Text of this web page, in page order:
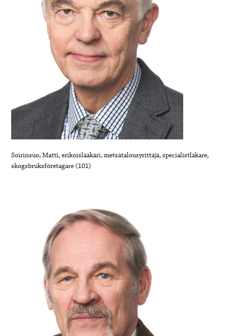
Soirinsuo, Matti, erikoislääkäri, metsätalousyrittäjä, specialistläkare,
skogsbruksföretagare (101)